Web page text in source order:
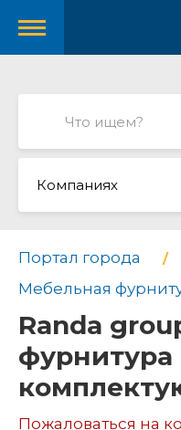
Компаниях
Портал города
Мебельная
Randa
фурнитура
Пожаловаться на